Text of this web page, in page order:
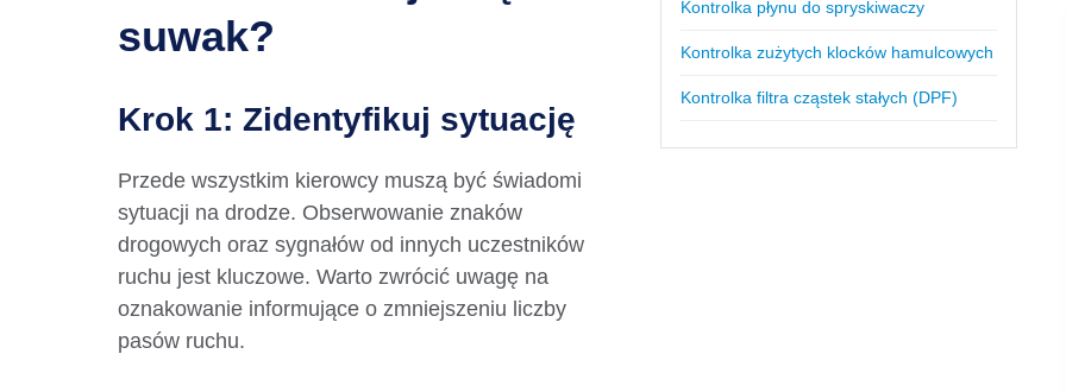
suwak?
Krok 1: Zidentyfikuj sytuację
Przede wszystkim kierowcy muszą być świadomi
sytuacji na drodze. Obserwowanie znaków
drogowych oraz sygnałów od innych uczestników
ruchu jest kluczowe. Warto zwrócić uwagę na
oznakowanie informujące o zmniejszeniu liczby
pasów ruchu.
Kontrolka płynu do spryskiwaczy
Kontrolka zużytych klocków hamulcowych
Kontrolka filtra cząstek stałych (DPF)